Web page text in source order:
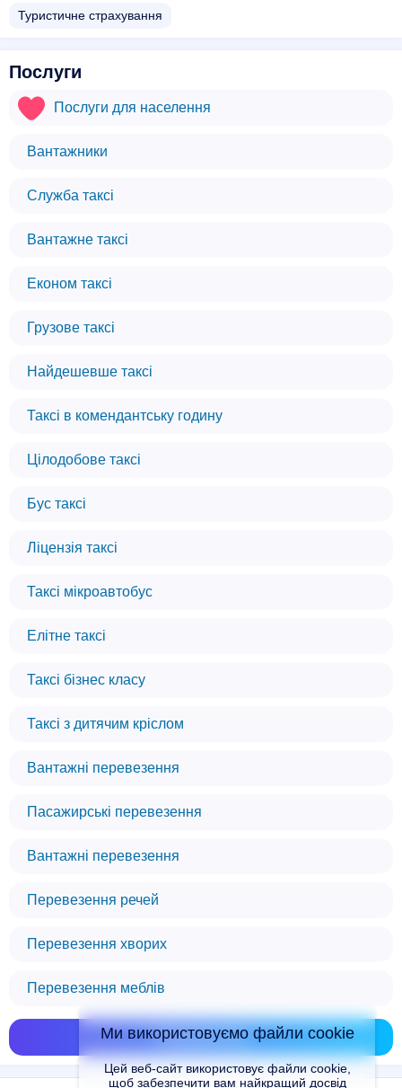
Туристичне страхування
Послуги
Послуги для населення
Вантажники
Служба таксі
Вантажне таксі
Економ таксі
Грузове таксі
Найдешевше таксі
Таксі в комендантську годину
Цілодобове таксі
Бус таксі
Ліцензія таксі
Таксі мікроавтобус
Елітне таксі
Таксі бізнес класу
Таксі з дитячим кріслом
Вантажні перевезення
Пасажирські перевезення
Вантажні перевезення
Перевезення речей
Перевезення хворих
Перевезення меблів
Показати всі
Ми використовуємо файли cookie
Цей веб-сайт використовує файли cookie,
щоб забезпечити вам найкращий досвід